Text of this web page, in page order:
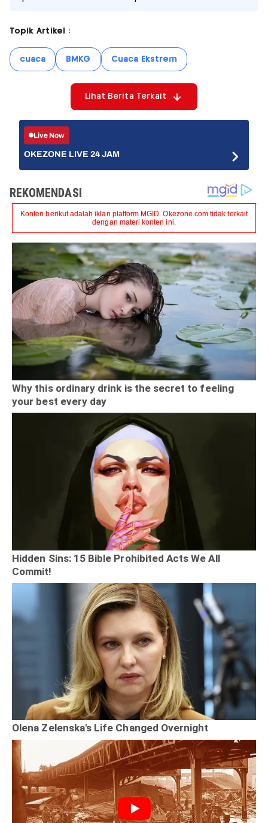
Topik Artikel :
cuaca BMKG Cuaca Ekstrem
Lihat Berita Terkait
Live Now
OKEZONE LIVE 24 JAM